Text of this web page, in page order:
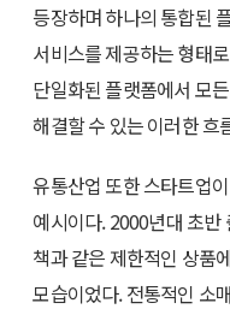
등장하며 하나의 통합된
서비스를 제공하는 형태
단일화된 플랫폼에서 모
해결할 수 있는 이러한 흐
유통산업 또한 스타트업
예시이다. 2000년대 초반
책과 같은 제한적인 상품
모습이었다. 전통적인 소